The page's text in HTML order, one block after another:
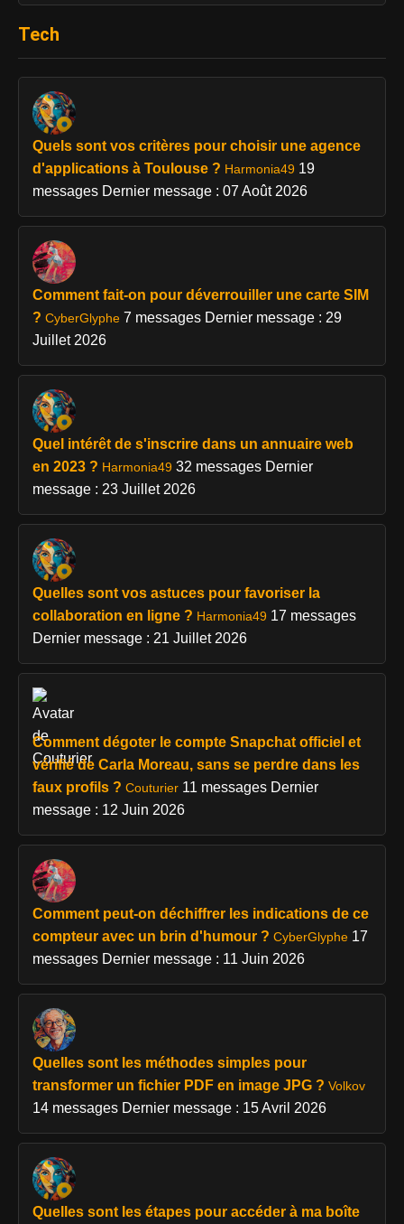
Tech
Quels sont vos critères pour choisir une agence
d'applications à Toulouse ? Harmonia49 19
messages Dernier message : 07 Août 2026
Comment fait-on pour déverrouiller une carte SIM
? CyberGlyphe 7 messages Dernier message : 29
Juillet 2026
Quel intérêt de s'inscrire dans un annuaire web
en 2023 ? Harmonia49 32 messages Dernier
message : 23 Juillet 2026
Quelles sont vos astuces pour favoriser la
collaboration en ligne ? Harmonia49 17 messages
Dernier message : 21 Juillet 2026
Comment dégoter le compte Snapchat officiel et
vérifié de Carla Moreau, sans se perdre dans les
faux profils ? Couturier 11 messages Dernier
message : 12 Juin 2026
Comment peut-on déchiffrer les indications de ce
compteur avec un brin d'humour ? CyberGlyphe 17
messages Dernier message : 11 Juin 2026
Quelles sont les méthodes simples pour
transformer un fichier PDF en image JPG ? Volkov
14 messages Dernier message : 15 Avril 2026
Quelles sont les étapes pour accéder à ma boîte